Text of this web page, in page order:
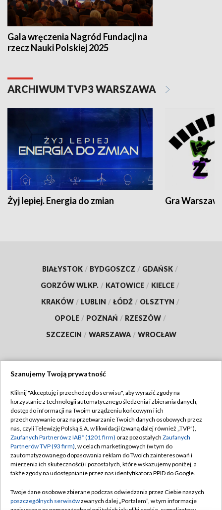
Gala wręczenia Nagród Fundacji na
rzecz Nauki Polskiej 2025
ARCHIWUM TVP3 WARSZAWA
Żyj lepiej. Energia do zmian Gra
BIAŁYSTOK / BYDGOSZCZ / GDAŃSK /
GORZÓW WLKP. / KATOWICE / KIELCE /
KRAKÓW / LUBLIN / ŁÓDŹ / OLSZTYN /
OPOLE / POZNAŃ / RZESZÓW /
SZCZECIN / WARSZAWA / WROCŁAW
TVP
Abonament TVP
Emisja w TVP
Centrum informacji TVP
Naziemna Telewizja Cyfrowa
Rada Programowa
Regulamin TVP
Polityka prywatności
Moje zgody
Pomoc
Kontakt
Szanujemy Twoją prywatność
Kliknij "Akceptuję i przechodzę do serwisu", aby wyrazić zgody na
korzystanie z technologii automatycznego śledzenia i zbierania danych,
dostęp do informacji na Twoim urządzeniu końcowym i ich
przechowywanie oraz na przetwarzanie Twoich danych osobowych przez
nas, czyli Telewizję Polską S.A. w likwidacji (zwaną dalej również „TVP”),
Zaufanych Partnerów z IAB* (1201 firm) oraz pozostałych Zaufanych
Partnerów TVP (93 firm), w celach marketingowych (w tym do
zautomatyzowanego dopasowania reklam do Twoich zainteresowań i
mierzenia ich skuteczności) i pozostałych, które wskazujemy poniżej, a
także zgody na udostępnianie przez nas identyfikatora PPID do Google.
Twoje dane osobowe zbierane podczas odwiedzania przez Ciebie naszych
poszczególnych serwisówzwanych dalej „Portalem”, w tym informacje